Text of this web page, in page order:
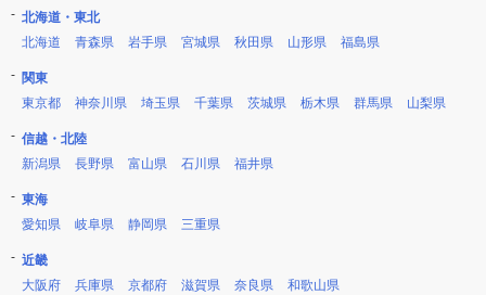
北海道・東北
北海道
青森県 岩手県 宮城県 秋田県 山形県 福島県
関東
東京都
神奈川県 埼玉県 千葉県 茨城県 栃木県 群馬県 山梨県
信越・北陸
新潟県
長野県 富山県 石川県 福井県
東海
愛知県
岐阜県 静岡県 三重県
近畿
大阪府
兵庫県 京都府 滋賀県 奈良県 和歌山県